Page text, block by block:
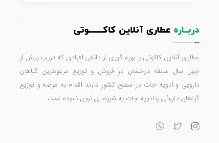
دربــاره عطاری آنلاین کاکـــــــوتی
عطاری آنلاین کاکوتی با بهره گیری از دانش افرادی که قریب بیش از
چهل سال سابقه درخشان در فروش و توزیع مرغوبترین گیاهان
دارویی و ادویه جات در سطح کشور دارند اقدام به عرضه و توزیع
گیاهان داروئی و ادویه جات به شیوه ای نوین نموده است.